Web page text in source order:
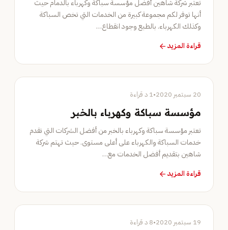
تعتبر شركة شاهين أفضل مؤسسة سباكة وكهرباء بالدمام حيث
أنها توفر لكم مجموعة كبيرة من الخدمات التي تخص السباكة
وكذلك الكهرباء. بالطبع وجود انقطاع…
قراءة المزيدarrow_forward
خدمات الصيانة 20 سبتمبر 2020 •1 د قراءة
مؤسسة سباكة وكهرباء بالخبر
تعتبر مؤسسة سباكة وكهرباء بالخبر من أفضل الشركات التي تقدم
خدمات السباكة والكهرباء على أعلى مستوى. حيث تهتم شركة
شاهين بتقديم أفضل الخدمات مع…
قراءة المزيدarrow_forward
خدمات الصيانة 19 سبتمبر 2020 •8 د قراءة